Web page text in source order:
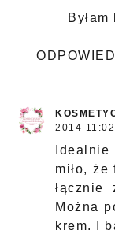
2014 11:02
miło,
łącznie
Można
krem. I